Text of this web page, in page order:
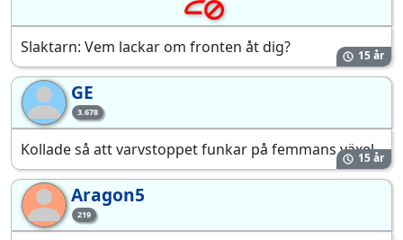
Slaktarn: Vem lackar om fronten åt dig? 15 år
GE 3.678
GE
Kollade så att varvstoppet funkar på femmans växel.
15 år
Ar 219
Aragon5